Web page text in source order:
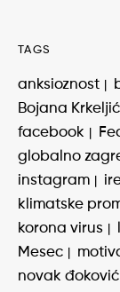
TAGS
anksioznost
Bojana Krkeljić
facebook
globalno
instagram
klimatske
korona virus
Mesec
novak đoković